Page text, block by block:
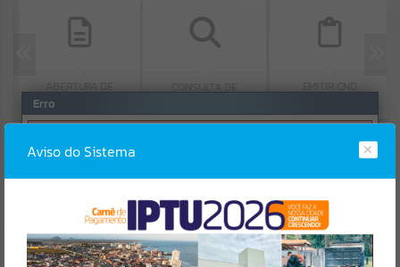
ABERTURA DE
PROTOCOLO
CONSULTA DE
EMITIR CND
Resultados para""
Aviso do Sistema
Erro
EST-000040
Ocorreu um erro de script:
Uncaught SyntaxError: Unexpected token '('
https://nfse-
barravelha.atende.net/cidadao/pagina/static/bundle/wpo_index_2_b
ase_l2_portal_editores_sync_b970c857b955c5a634326997984da23
9.js?v=ee03ef04:47